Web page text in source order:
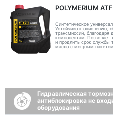
POLYMERIUM
Синтетическое
Устойчиво к окислению,
трансмиссий, благодаря
компонентам. Позволяет
и продлить срок службы
масло с мощным пакетом
Гидравлическая
антиблокировка не
оборудования